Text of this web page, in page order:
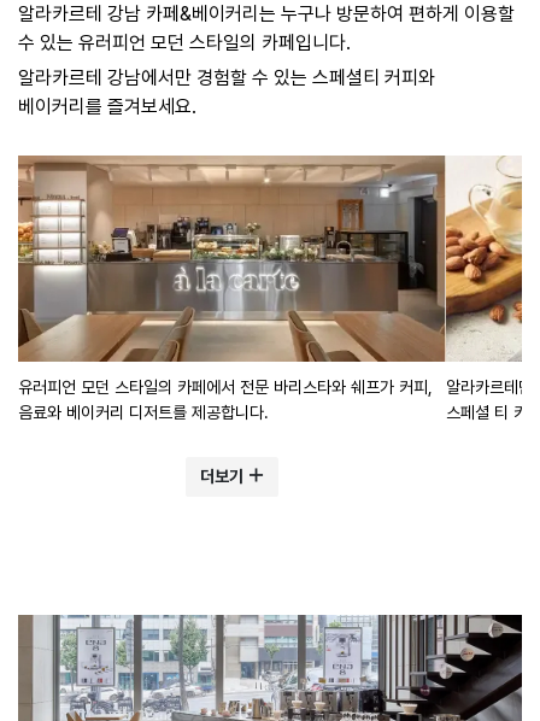
알라카르테 강남 카페&베이커리는 누구나 방문하여 편하게 이용할
수 있는 유러피언 모던 스타일의 카페입니다.
알라카르테 강남에서만 경험할 수 있는 스페셜티 커피와
베이커리를 즐겨보세요.
유러피언 모던 스타일의 카페에서 전문 바리스타와 쉐프가 커피,
음료와 베이커리 디저트를 제공합니다.
더보기
알라카르테
스페셜 티 커